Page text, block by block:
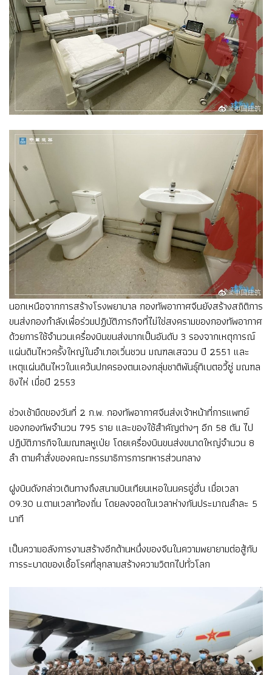
นอกเหนือจากการสร้างโรงพยาบาล กองทัพอากาศจีนยังสร้างสถิติการ
ขนส่งกองกำลังเพื่อร่วมปฏิบัติภารกิจที่ไม่ใช่สงครามของกองทัพอากาศ
ด้วยการใช้จำนวนเครื่องบินขนส่งมากเป็นอันดับ 3 รองจากเหตุการณ์
แผ่นดินไหวครั้งใหญ่ในอำเภอเวิ่นชวน มณฑลเสฉวน ปี 2551 และ
เหตุแผ่นดินไหวในแคว้นปกครองตนเองกลุ่มชาติพันธุ์ทิเบตอวี้ซู่ มณฑล
ชิงไห่ เมื่อปี 2553
ช่วงเช้ามืดของวันที่ 2 ก.พ. กองทัพอากาศจีนส่งเจ้าหน้าที่การแพทย์
ของกองทัพจำนวน 795 ราย และของใช้สำคัญต่างๆ อีก 58 ตัน ไป
ปฏิบัติภารกิจในมณฑลหูเป่ย โดยเครื่องบินขนส่งขนาดใหญ่จำนวน 8
ลำ ตามคำสั่งของคณะกรรมาธิการการทหารส่วนกลาง
ฝูงบินดังกล่าวเดินทางถึงสนามบินเทียนเหอในนครอู่ฮั่น เมื่อเวลา
09.30 น.ตามเวลาท้องถิ่น โดยลงจอดในเวลาห่างกันประมาณลำละ 5
นาที
เป็นความอลังการงานสร้างอีกด้านหนึ่งของจีนในความพยายามต่อสู้กับ
การระบาดของเชื้อโรคที่ลุกลามสร้างความวิตกไปทั่วโลก